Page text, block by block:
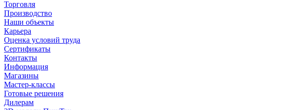
Торговля
Производство
Наши объекты
Карьера
Оценка условий труда
Сертификаты
Контакты
Информация
Магазины
Мастер-классы
Готовые решения
Дилерам